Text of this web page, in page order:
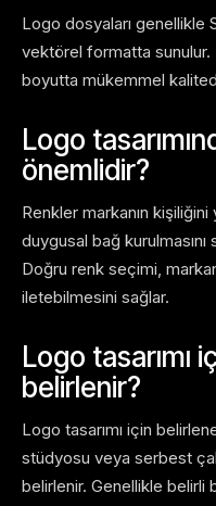
Logo dosyaları genellikle
vektörel formatta
boyutta mükemmel
Logo
önemlidir?
Renkler markanın
duygusal bağ
Doğru renk seçimi,
iletebilmesini sağlar.
Logo tasarımı
belirlenir?
Logo tasarımı için
stüdyosu veya serbest
belirlenir. Genellikle belirli